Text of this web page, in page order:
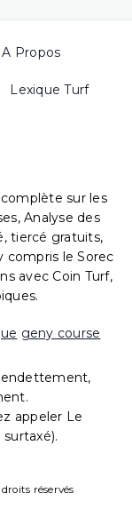
A Propos
Lexique Turf
sur les
Analyse des
tiercé gratuits,
compris le Sorec
avec Coin Turf,
geny course
endettement,
appeler Le
surtaxé).
réservés